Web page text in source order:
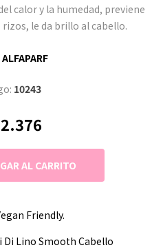
calor y la humedad, previene
le da brillo al cabello.
ALFAPARF
10243
Friendly.
Di Lino Smooth Cabello